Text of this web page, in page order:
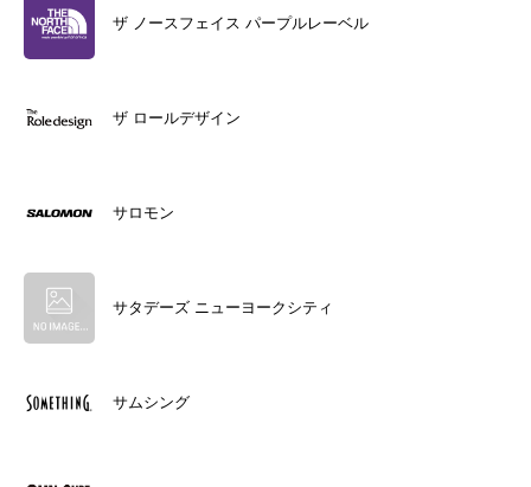
ザ ノースフェイス パープルレーベル
ザ ロールデザイン
サロモン
サタデーズ ニューヨークシティ
サムシング